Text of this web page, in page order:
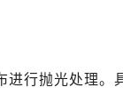
进行抛光处理。